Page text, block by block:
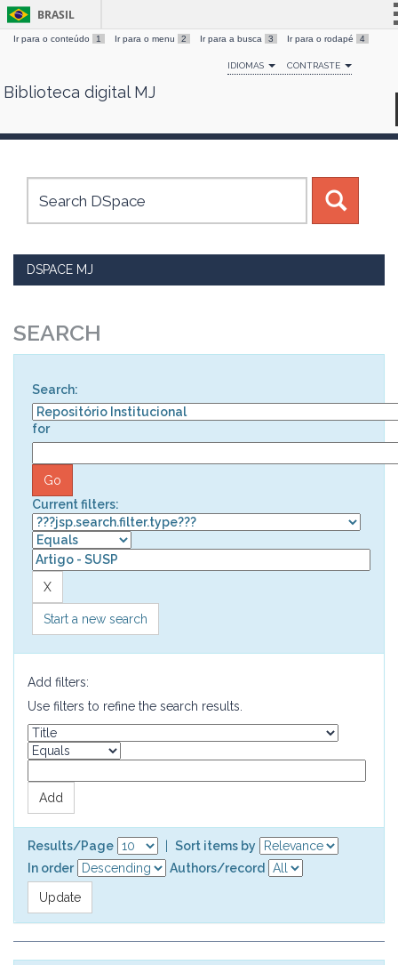
Skip
BRASIL
Simplifique!
Comunica BR
Canais
Ir para o conteúdo 1 Ir para o menu 2 Ir para a busca 3 Ir para o rodapé 4
IDIOMAS CONTRASTE
Biblioteca digital MJ
DSPACE MJ
SEARCH
Search:
for
Current filters:
Start a new search
Add filters:
Use filters to refine the search results.
Results/Page
Sort items by
In order
Authors/record